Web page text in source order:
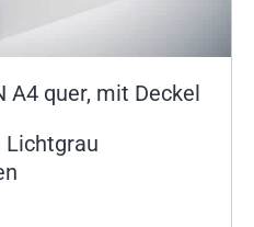
A4 quer, mit Deckel
Lichtgrau